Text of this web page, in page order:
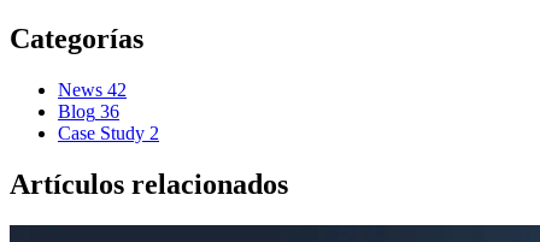
Categorías
News 42
Blog 36
Case Study 2
Artículos relacionados